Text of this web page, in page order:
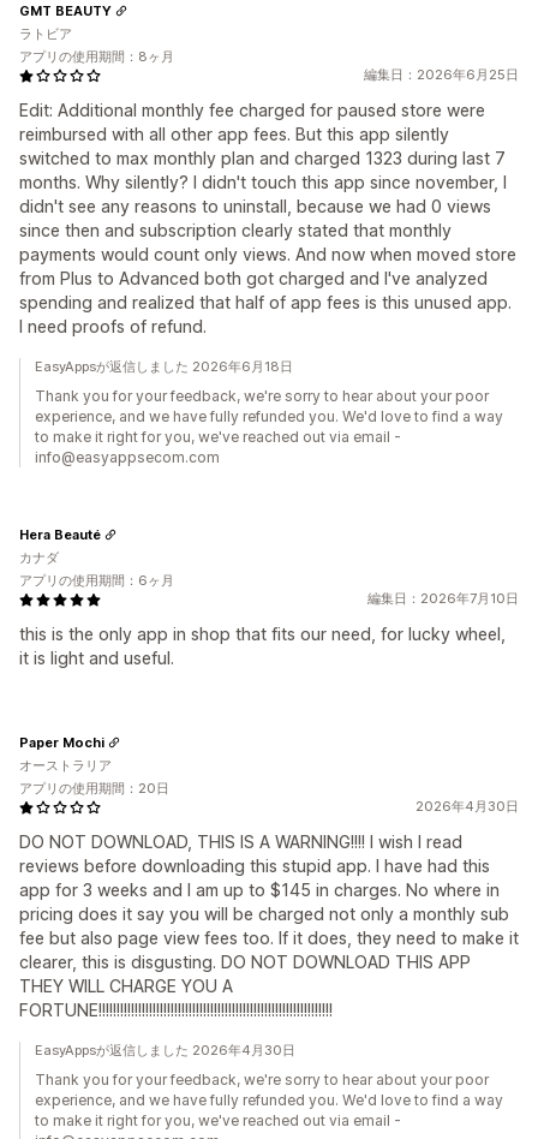
編集日：2026年6月25日
Edit: Additional monthly fee charged for paused store were
reimbursed with all other app fees. But this app silently
switched to max monthly plan and charged 1323 during last 7
months. Why silently? I didn't touch this app since november, I
didn't see any reasons to uninstall, because we had 0 views
since then and subscription clearly stated that monthly
payments would count only views. And now when moved store
from Plus to Advanced both got charged and I've analyzed
spending and realized that half of app fees is this unused app.
I need proofs of refund.
GMT BEAUTY
ラトビア
アプリの使用期間：8ヶ月
EasyAppsが返信しました 2026年6月18日
Thank you for your feedback, we're sorry to hear about your poor
experience, and we have fully refunded you. We'd love to find a way
to make it right for you, we've reached out via email -
info@easyappsecom.com
編集日：2026年7月10日
this is the only app in shop that fits our need, for lucky wheel,
it is light and useful.
Hera Beauté
カナダ
アプリの使用期間：6ヶ月
2026年4月30日
DO NOT DOWNLOAD, THIS IS A WARNING!!!! I wish I read
reviews before downloading this stupid app. I have had this
app for 3 weeks and I am up to $145 in charges. No where in
pricing does it say you will be charged not only a monthly sub
fee but also page view fees too. If it does, they need to make it
clearer, this is disgusting. DO NOT DOWNLOAD THIS APP
THEY WILL CHARGE YOU A
FORTUNE!!!!!!!!!!!!!!!!!!!!!!!!!!!!!!!!!!!!!!!!!!!!!!!!!!!!!!!!!!!!!!!!!
Paper Mochi
オーストラリア
アプリの使用期間：20日
EasyAppsが返信しました 2026年4月30日
Thank you for your feedback, we're sorry to hear about your poor
experience, and we have fully refunded you. We'd love to find a way
to make it right for you, we've reached out via email -